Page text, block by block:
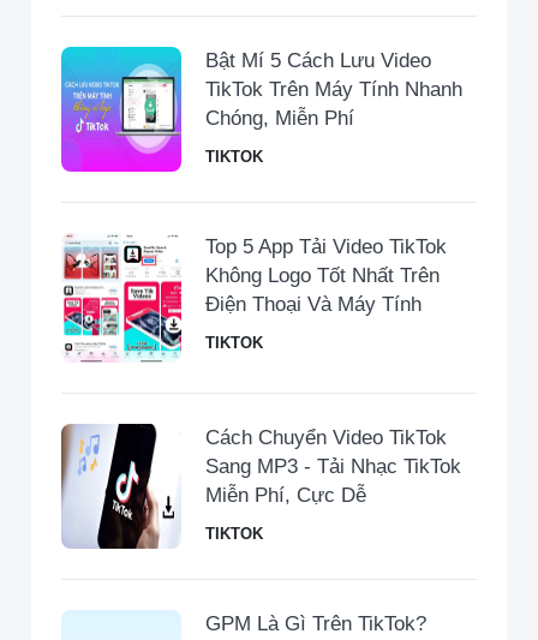
Bật Mí 5 Cách Lưu Video
TikTok Trên Máy Tính Nhanh
Chóng, Miễn Phí
TIKTOK
Top 5 App Tải Video TikTok
Không Logo Tốt Nhất Trên
Điện Thoại Và Máy Tính
TIKTOK
Cách Chuyển Video TikTok
Sang MP3 - Tải Nhạc TikTok
Miễn Phí, Cực Dễ
TIKTOK
GPM Là Gì Trên TikTok?